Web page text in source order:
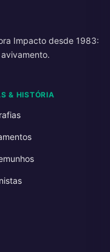
Impacto desde 1983:
& HISTÓRIA